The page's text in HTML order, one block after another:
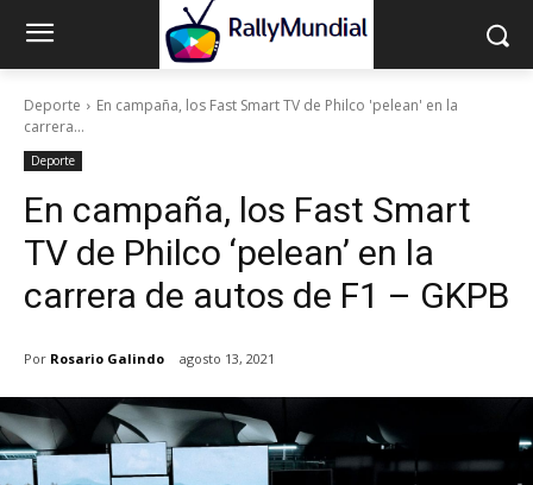
Deporte
En campaña, los Fast Smart TV de Philco 'pelean' en la
carrera...
Deporte
En campaña, los Fast Smart
TV de Philco ‘pelean’ en la
carrera de autos de F1 – GKPB
Por Rosario Galindo agosto 13, 2021